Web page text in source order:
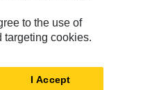
Tüm Hakları Saklıdır.
to the use of
targeting cookies.
I Accept